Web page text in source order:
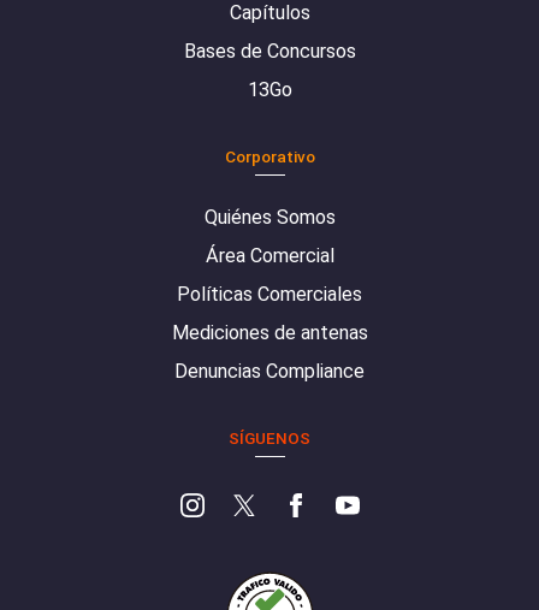
Capítulos
Bases de Concursos
13Go
Corporativo
Quiénes Somos
Área Comercial
Políticas Comerciales
Mediciones de antenas
Denuncias Compliance
SÍGUENOS